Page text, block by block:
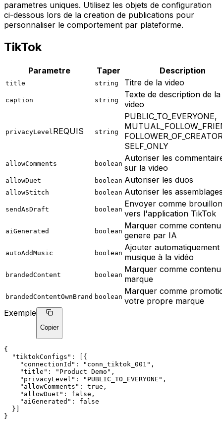
parametres uniques. Utilisez les objets de configuration
ci-dessous lors de la creation de publications pour
personnaliser le comportement par plateforme.
TikTok
Parametre Taper Description
title string Titre de la video
caption string
Texte de description de la
video
privacyLevel REQUIS string
PUBLIC_TO_EVERYONE,
SELF_ONLY
allowComments boolean
Autoriser les
sur la video
allowDuet boolean Autoriser les duos
allowStitch boolean Autoriser les
sendAsDraft boolean
Envoyer comme brouillon
vers l'application TikTok
aiGenerated boolean
Marquer comme contenu
genere par IA
autoAddMusic boolean
Ajouter automatiquement
musique à la vidéo
brandedContent boolean
Marquer comme
marque
brandedContentOwnBrand boolean
Marquer comme
votre propre marque
Exemple
Copier
{
"tiktokConfigs" : [{
"connectionId" : "conn_tiktok_001" ,
"title" : "Product Demo" ,
"privacyLevel" : "PUBLIC_TO_EVERYONE" ,
"allowComments" : true,
"allowDuet" : false,
"aiGenerated" : false
  }]
}